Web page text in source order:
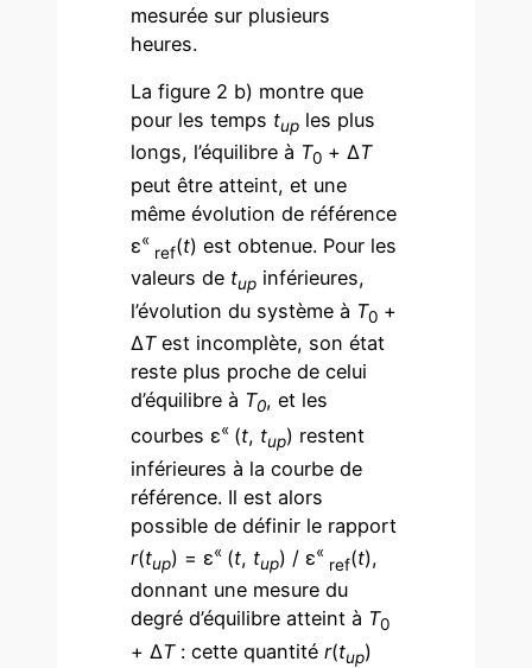
mesurée sur plusieurs
heures.
La figure 2 b) montre que
pour les temps tup les plus
longs, l’équilibre à T0 + ΔT
peut être atteint, et une
même évolution de référence
ε«
ref(t) est obtenue. Pour les
valeurs de tup inférieures,
l’évolution du système à T0 +
ΔTest incomplète, son état
reste plus proche de celui
d’équilibre à T0, et les
courbes ε« (t, tup) restent
inférieures à la courbe de
référence. Il est alors
possible de définir le rapport
r(tup) = ε« (t, tup) / ε«
ref(t),
donnant une mesure du
degré d’équilibre atteint à T0
+ ΔT: cette quantitér(tup)